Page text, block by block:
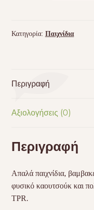
Lick'N'Snack
Κατηγορία: Παιχνίδια
Περιγραφή
Αξιολογήσεις (0)
Περιγραφή
Απαλά παιχνίδια,
φυσικό καουτσούκ και
TPR.